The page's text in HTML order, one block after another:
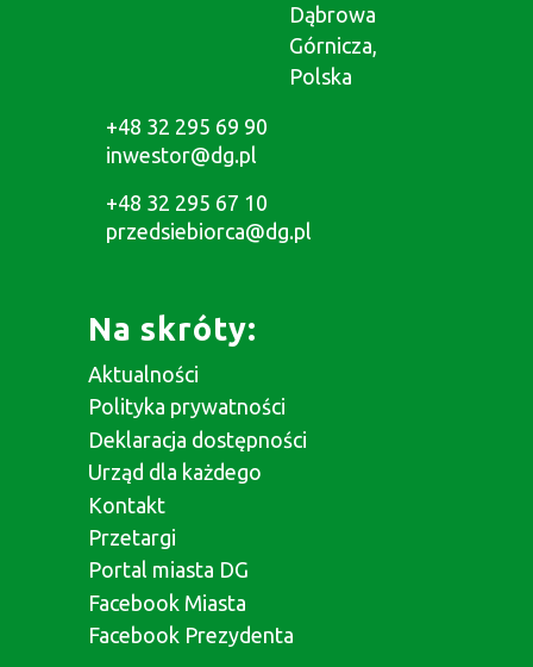
Dąbrowa
Górnicza,
Polska
+48 32 295 69 90
inwestor@dg.pl
+48 32 295 67 10
przedsiebiorca@dg.pl
Na skróty:
Aktualności
Polityka prywatności
Deklaracja dostępności
Urząd dla każdego
Kontakt
Przetargi
Portal miasta DG
Facebook Miasta
Facebook Prezydenta